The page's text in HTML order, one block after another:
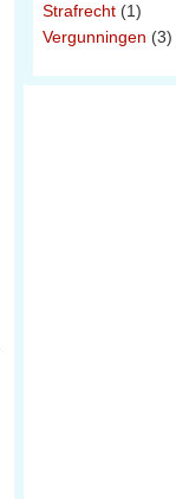
Strafrecht (1)
Vergunningen (3)